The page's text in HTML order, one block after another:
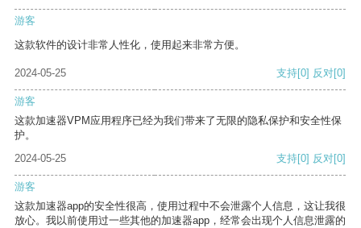
游客
这款软件的设计非常人性化，使用起来非常方便。
2024-05-25 支持[0] 反对[0]
游客
这款加速器VPM应用程序已经为我们带来了无限的隐私保护和安全性保
护。
2024-05-25
支持[0] 反对[0]
游客
这款加速器app的安全性很高，使用过程中不会泄露个人信息，这让我很
放心。我以前使用过一些其他的加速器app，经常会出现个人信息泄露的